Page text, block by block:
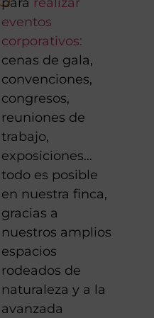
eventos
corporativos:
cenas de gala,
convenciones,
congresos,
reuniones de
trabajo,
exposiciones…
todo es posible
en nuestra finca,
gracias a
nuestros amplios
espacios
rodeados de
naturaleza y a la
avanzada